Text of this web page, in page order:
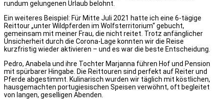
rundum gelungenen Urlaub belohnt.
Ein weiteres Beispiel: Für Mitte Juli 2021 hatte ich eine 6-tägige
Reittour „unter Wildpferden im Wolfsterritorium“ gebucht,
gemeinsam mit meiner Frau, die nicht reitet. Trotz anfänglicher
Unsicherheit durch die Corona-Lage konnten wir die Reise
kurzfristig wieder aktivieren – und es war die beste Entscheidung.
Pedro, Anabela und ihre Tochter Marjanna führen Hof und Pension
mit spürbarer Hingabe. Die Reittouren sind perfekt auf Reiter und
Pferde abgestimmt. Kulinarisch wurden wir täglich mit köstlichen,
hausgemachten portugiesischen Speisen verwöhnt, oft begleitet
von langen, geselligen Abenden.